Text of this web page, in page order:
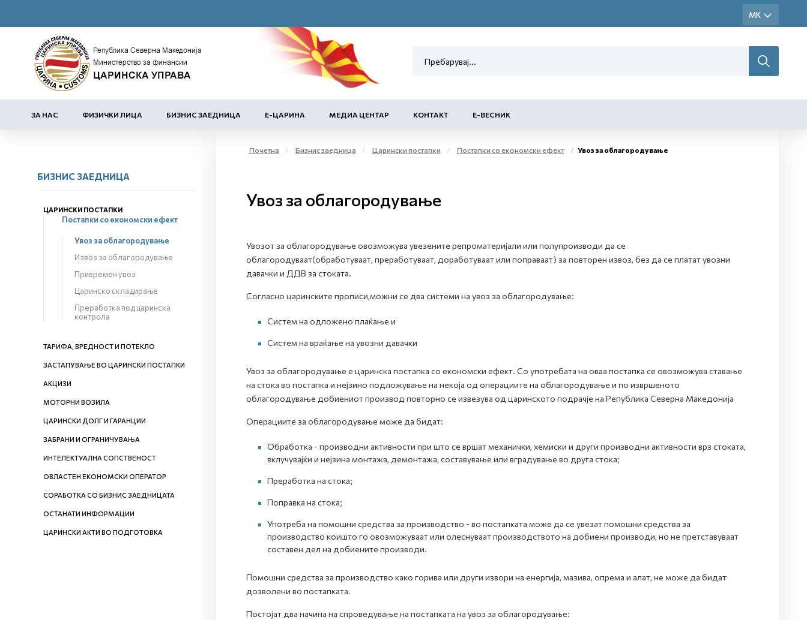
ЗА НАС ФИЗИЧКИ ЛИЦА БИЗНИС ЗАЕДНИЦА Е-ЦАРИНА МЕДИА ЦЕНТАР КОНТАКТ Е-ВЕСНИК
БИЗНИС ЗАЕДНИЦА
ЦАРИНСКИ ПОСТАПКИ
Постапки со економски ефект
Увоз за облагородување
Извоз за облагородување
Привремен увоз
Царинско складирање
Преработка под царинска
контрола
ТАРИФА, ВРЕДНОСТ И ПОТЕКЛО
ЗАСТАПУВАЊЕ ВО ЦАРИНСКИ ПОСТАПКИ
АКЦИЗИ
МОТОРНИ ВОЗИЛА
ЦАРИНСКИ ДОЛГ И ГАРАНЦИИ
ЗАБРАНИ И ОГРАНИЧУВАЊА
ИНТЕЛЕКТУАЛНА СОПСТВЕНОСТ
ОВЛАСТЕН ЕКОНОМСКИ ОПЕРАТОР
СОРАБОТКА СО БИЗНИС ЗАЕДНИЦАТА
ОСТАНАТИ ИНФОРМАЦИИ
ЦАРИНСКИ АКТИ ВО ПОДГОТОВКА
Почетна Бизнис заедница Царински постапки Постапки со економски ефект Увоз за облагородување
Увоз за облагородување
Увозот за облагородување овозможува увезените репроматеријали или полупроизводи да се
облагородуваат(обработуваат, преработуваат, доработуваат или поправаат) за повторен извоз, без да се платат увозни
давачки и ДДВ за стоката.
Согласно царинските прописи,можни се два системи на увоз за облагородување:
Систем на одложено плаќање и
Систем на враќање на увозни давачки
Увоз за облагородување е царинска постапка со економски ефект. Со употребата на оваа постапка се овозможува ставање
на стока во постапка и нејзино подложување на некоја од операциите на облагородување и по извршеното
облагородување добиениот производ повторно се извезува од царинското подрачје на Република Северна Македонија
Операциите за облагородување може да бидат:
Обработка - производни активности при што се вршат механички, хемиски и други производни активности врз стоката,
вклучувајќи и нејзина монтажа, демонтажа, составување или вградување во друга стока;
Преработка на стока;
Поправка на стока;
Употреба на помошни средства за производство - во постапката може да се увезат помошни средства за
производство коишто го овозможуваат или олеснуваат производството на добиени производи, но не претставуваат
составен дел на добиените производи.
Помошни средства за производство како горива или други извори на енергија, мазива, опрема и алат, не може да бидат
дозволени во постапката.
Постојат два начина на спроведување на постапката на увоз за облагородување: